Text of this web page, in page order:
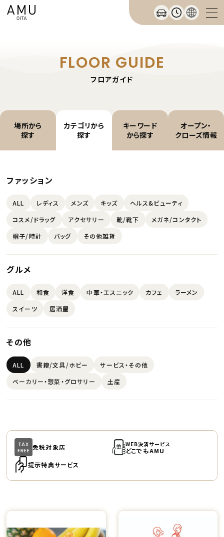
FLOOR GUIDE
フロアガイド
場所から
探す
カテゴリから
探す
キーワード
から探す
オープン・
クローズ情報
ファッション
ALL レディス メンズ キッズ
ヘルス&ビューティ
コスメ/ドラッグ
アクセサリー 靴/靴下
メガネ/コンタクト
帽子/時計
バッグ その他雑貨
グルメ
ALL 和食 洋食 中華・エスニック カフェ
ラーメン
スイーツ
居酒屋
その他
ALL 書籍/文具/ホビー
サービス・その他
ベーカリー・惣菜・グロサリー
土産
免税対象店 WEB決済サービス
どこでもAMU
提示特典サービス